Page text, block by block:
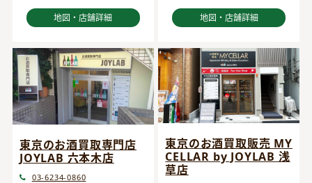
地図・店舗詳細 地図・店舗詳細
東京のお酒買取専門店
JOYLAB 六本木店
03-6234-0860
東京のお酒買取販売 MY
CELLAR by JOYLAB 浅
草店